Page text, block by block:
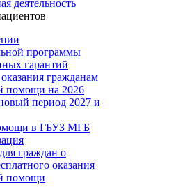
деятельность
программы
гарантий
гражданам
помощи на 2026
период 2027 и
в ГБУЗ МГБ
граждан о
оказания
помощи